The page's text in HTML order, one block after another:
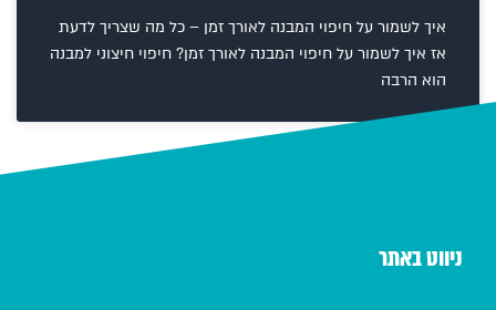
איך לשמור על חיפוי המבנה לאורך זמן – כל מה שצריך לדעת
אז איך לשמור על חיפוי המבנה לאורך זמן? חיפוי חיצוני למבנה
הוא הרבה
ניווט באתר